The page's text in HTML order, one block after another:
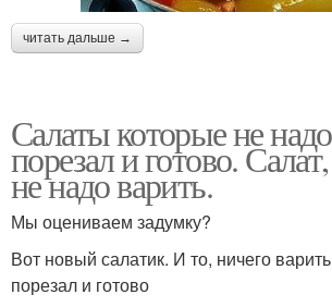
читать дальше →
Салаты которые не
порезал и готово.
не надо варить.
Мы оцениваем задумку?
Вот новый салатик. И то, ничего
порезал и готово